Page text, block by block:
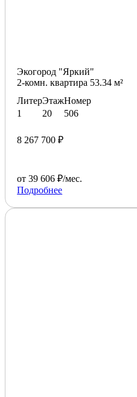
Экогород "Яркий"
2-комн. квартира 53.34 м²
Литер
1
Этаж
20
Номер
506
8 267 700 ₽
от 39 606 ₽/мес.
Подробнее